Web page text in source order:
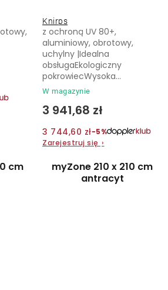
Knirps
W magazynie
3 941,68 zł
3 744,60 zł−5%
Zarejestruj się ›
z ochroną UV 80+,
aluminiowy, obrotowy,
uchylny |Idealna
obsługaEkologiczny
pokrowiecWysoka...
cm
myZone 210 x 210 cm
antracyt